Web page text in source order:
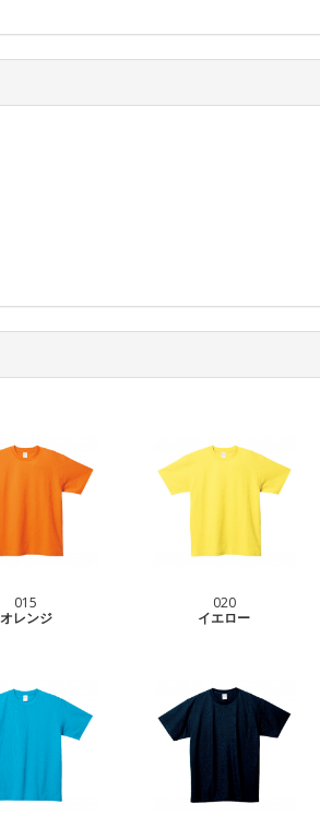
015
オレンジ
020
イエロー